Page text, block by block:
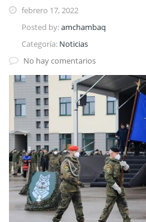
febrero 17, 2022
Posted by:amchambaq
Categoría: Noticias
No hay comentarios